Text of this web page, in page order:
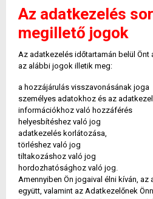
Az adatkezelés
megillető jogok
Az adatkezelés időtartamán belül Önt
az alábbi jogok illetik meg:
a hozzájárulás visszavonásának joga
személyes adatokhoz és az
információkhoz való hozzáférés
helyesbítéshez való jog
adatkezelés korlátozása,
törléshez való jog
tiltakozáshoz való jog
hordozhatósághoz való jog.
Amennyiben Ön jogaival élni kíván, az
együtt, valamint az Adatkezelőnek